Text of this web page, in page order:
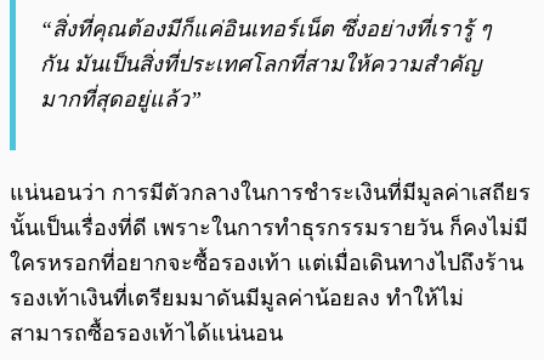
“สิ่งที่คุณต้องมีก็แค่อินเทอร์เน็ต ซึ่งอย่างที่เรารู้ ๆ
กัน มันเป็นสิ่งที่ประเทศโลกที่สามให้ความสำคัญ
มากที่สุดอยู่แล้ว”
แน่นอนว่า การมีตัวกลางในการชำระเงินที่มีมูลค่าเสถียร
นั้นเป็นเรื่องที่ดี เพราะในการทำธุรกรรมรายวัน ก็คงไม่มี
ใครหรอกที่อยากจะซื้อรองเท้า แต่เมื่อเดินทางไปถึงร้าน
รองเท้าเงินที่เตรียมมาดันมีมูลค่าน้อยลง ทำให้ไม่
สามารถซื้อรองเท้าได้แน่นอน